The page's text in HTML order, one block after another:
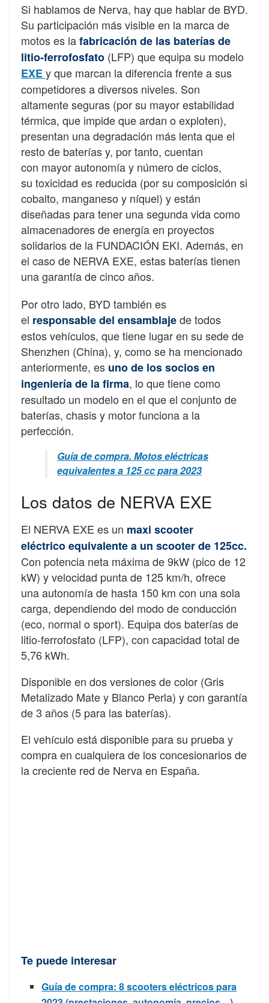
Si hablamos de Nerva, hay que hablar de BYD.
Su participación más visible en la marca de
motos es lafabricación de las baterías de
litio-ferrofosfato (LFP) que equipa su modelo
EXEy que marcan la diferencia frente a sus
competidores a diversos niveles. Son
altamente seguras (por su mayor estabilidad
térmica, que impide que ardan o exploten),
presentan una degradación más lenta que el
resto de baterías y, por tanto, cuentan
con mayor autonomía y número de ciclos,
su toxicidad es reducida (por su composición si
cobalto, manganeso y níquel) y están
diseñadas para tener una segunda vida como
almacenadores de energía en proyectos
solidarios de la FUNDACIÓN EKI. Además, en
el caso de NERVA EXE, estas baterías tienen
una garantía de cinco años.
Por otro lado, BYD también es
el responsable del ensamblajede todos
estos vehículos, que tiene lugar en su sede de
Shenzhen (China), y, como se ha mencionado
anteriormente, es uno de los socios en
ingeniería de la firma, lo que tiene como
resultado un modelo en el que el conjunto de
baterías, chasis y motor funciona a la
perfección.
Guía de compra. Motos eléctricas
equivalentes a 125 cc para 2023
Los datos de NERVA EXE
El NERVA EXE es un maxi scooter
eléctrico equivalente a un scooter de 125cc.
Con potencia neta máxima de 9kW (pico de 12
kW) y velocidad punta de 125 km/h, ofrece
una autonomía de hasta 150 km con una sola
carga, dependiendo del modo de conducción
(eco, normal o sport). Equipa dos baterías de
litio-ferrofosfato (LFP), con capacidad total de
5,76 kWh.
Disponible en dos versiones de color (Gris
Metalizado Mate y Blanco Perla) y con garantía
de 3 años (5 para las baterías).
El vehículo está disponible para su prueba y
compra en cualquiera de los concesionarios de
la creciente red de Nerva en España.
Te puede interesar
Guía de compra: 8 scooters eléctricos para